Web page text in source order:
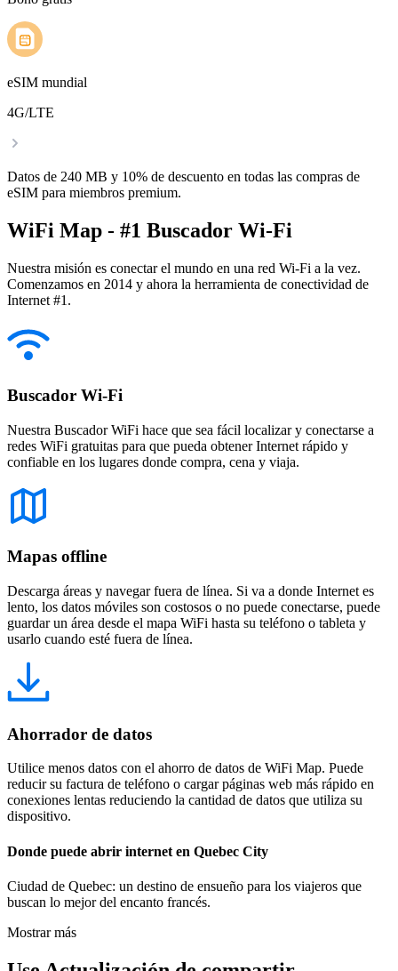
eSIM mundial
4G/LTE
Datos de 240 MB y 10% de descuento en todas las compras de
eSIM para miembros premium.
WiFi Map - #1 Buscador Wi-Fi
Nuestra misión es conectar el mundo en una red Wi-Fi a la vez.
Comenzamos en 2014 y ahora la herramienta de conectividad de
Internet #1.
Buscador Wi-Fi
Nuestra Buscador WiFi hace que sea fácil localizar y conectarse a
redes WiFi gratuitas para que pueda obtener Internet rápido y
confiable en los lugares donde compra, cena y viaja.
Mapas offline
Descarga áreas y navegar fuera de línea. Si va a donde Internet es
lento, los datos móviles son costosos o no puede conectarse, puede
guardar un área desde el mapa WiFi hasta su teléfono o tableta y
usarlo cuando esté fuera de línea.
Ahorrador de datos
Utilice menos datos con el ahorro de datos de WiFi Map. Puede
reducir su factura de teléfono o cargar páginas web más rápido en
conexiones lentas reduciendo la cantidad de datos que utiliza su
dispositivo.
Donde puede abrir internet en Quebec City
Ciudad de Quebec: un destino de ensueño para los viajeros que
buscan lo mejor del encanto francés.
Mostrar más